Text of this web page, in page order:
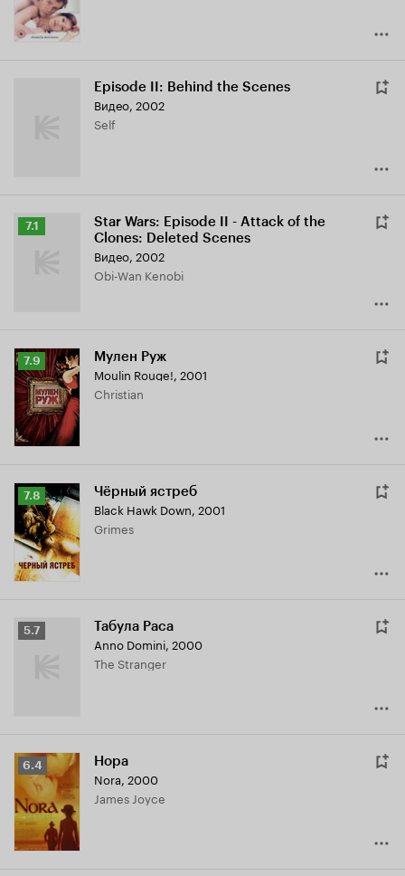
Episode II: Behind the Scenes
Видео, 2002
Self
Рейтинг
7.1
Star Wars: Episode II - Attack of the
Clones: Deleted Scenes
Видео, 2002
Obi-Wan Kenobi
Рейтинг
Кинопоиска
7.9
7.9 Мулен Руж
Moulin Rouge!, 2001
Christian
Рейтинг
Кинопоиска
7.8
7.8 Чёрный ястреб
Black Hawk Down, 2001
Grimes
Рейтинг
5.7 Табула Раса
Anno Domini, 2000
The Stranger
Рейтинг
Кинопоиска
6.4
6.4 Нора
Nora, 2000
James Joyce